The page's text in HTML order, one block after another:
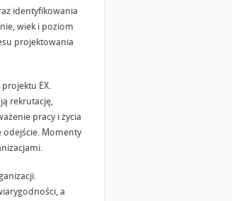
identyfikowania
wiek i poziom
projektowania
EX.
rekrutację,
pracy i życia
odejście. Momenty
a